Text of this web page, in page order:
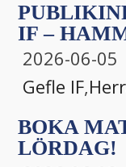
IF –
2026-06-05
Gefle IF,
BOKA
LÖRDAG!